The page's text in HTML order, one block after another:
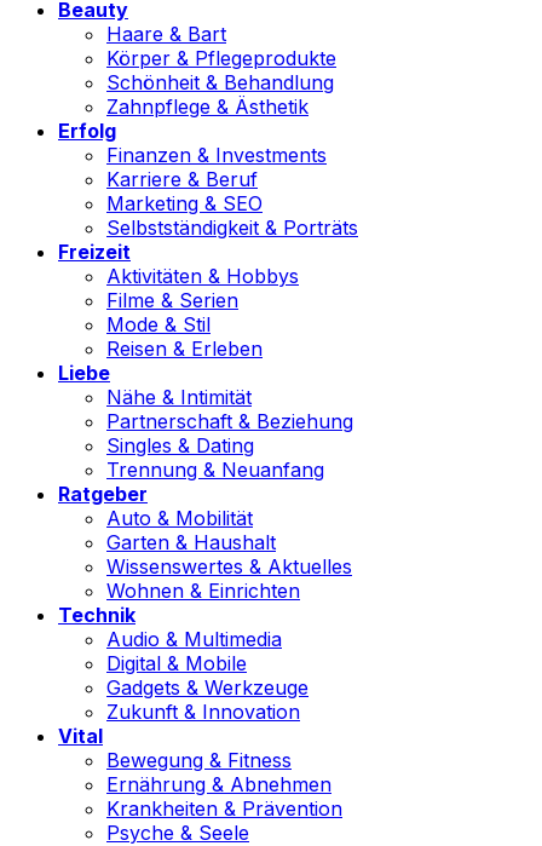
Beauty
Haare & Bart
Körper & Pflegeprodukte
Schönheit & Behandlung
Zahnpflege & Ästhetik
Erfolg
Finanzen & Investments
Karriere & Beruf
Marketing & SEO
Selbstständigkeit & Porträts
Freizeit
Aktivitäten & Hobbys
Filme & Serien
Mode & Stil
Reisen & Erleben
Liebe
Nähe & Intimität
Partnerschaft & Beziehung
Singles & Dating
Trennung & Neuanfang
Ratgeber
Auto & Mobilität
Garten & Haushalt
Wissenswertes & Aktuelles
Wohnen & Einrichten
Technik
Audio & Multimedia
Digital & Mobile
Gadgets & Werkzeuge
Zukunft & Innovation
Vital
Bewegung & Fitness
Ernährung & Abnehmen
Krankheiten & Prävention
Psyche & Seele